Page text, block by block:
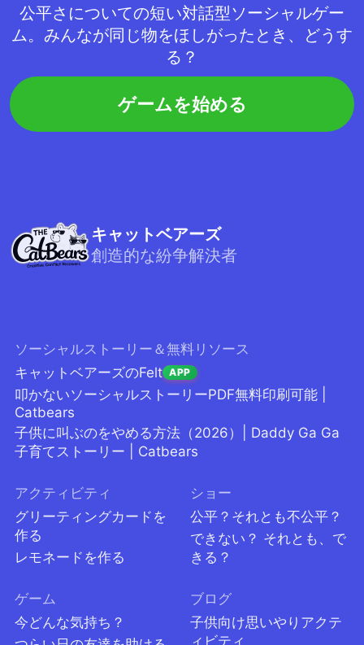
公平さについての短い対話型ソーシャルゲー
ム。みんなが同じ物をほしがったとき、どうす
る？
ゲームを始める
キャットベアーズ
創造的な紛争解決者
ソーシャルストーリー＆無料リソース
キャットベアーズのFelt APP
叩かないソーシャルストーリーPDF無料印刷可能 |
Catbears
子供に叫ぶのをやめる方法（2026）| Daddy Ga Ga
子育てストーリー | Catbears
アクティビティ
グリーティングカードを
作る
レモネードを作る
ショー
公平？それとも不公平？
できない？ それとも、で
きる？
ゲーム
今どんな気持ち？
ブログ
子供向け思いやりアクテ
ィビティ